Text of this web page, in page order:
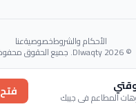
الأحكام والشروطخصوصيةعنا
© 2026 Dlwaqty. جميع الحقوق محفوظة.
Powered byGAIT
المطاعم في جيبك